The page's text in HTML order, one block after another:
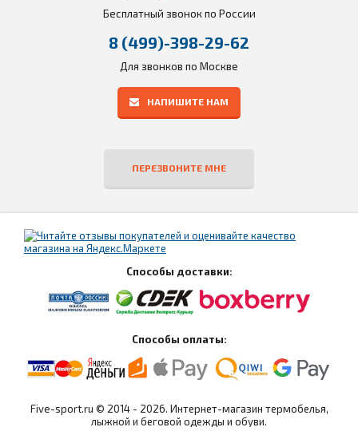
Бесплатный звонок по России
8 (499)-398-29-62
Для звонков по Москве
НАПИШИТЕ НАМ
ПЕРЕЗВОНИТЕ МНЕ
Способы доставки:
Способы оплаты:
Five-sport.ru © 2014 - 2026. Интернет-магазин термобелья,
лыжной и беговой одежды и обуви.